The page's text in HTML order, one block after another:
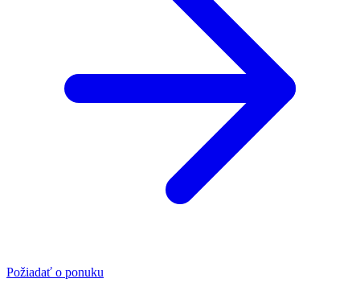
Požiadať o ponuku